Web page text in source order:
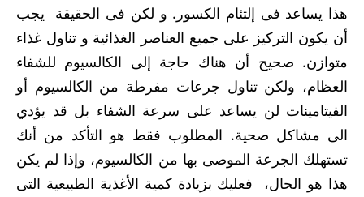
هذا يساعد فى إلتئام الكسور. و لكن فى الحقيقة يجب
أن يكون التركيز على جميع العناصر الغذائية و تناول غذاء
متوازن. صحيح أن هناك حاجة إلى الكالسيوم للشفاء
العظام، ولكن تناول جرعات مفرطة من الكالسيوم أو
الفيتامينات لن يساعد على سرعة الشفاء بل قد يؤدي
الى مشاكل صحية. المطلوب فقط هو التأكد من أنك
تستهلك الجرعة الموصى بها من الكالسيوم، وإذا لم يكن
هذا هو الحال، فعليك بزيادة كمية الأغذية الطبيعية التى